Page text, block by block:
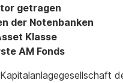
getragen
der Notenbanken
Klasse
AM Fonds